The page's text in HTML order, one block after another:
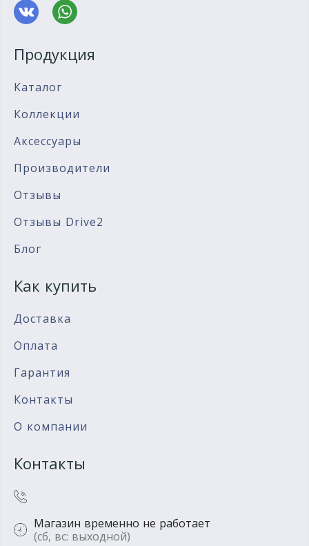
Продукция
Каталог
Коллекции
Аксессуары
Производители
Отзывы
Отзывы Drive2
Блог
Как купить
Доставка
Оплата
Гарантия
Контакты
О компании
Контакты
Магазин временно не работает
(сб, вс: выходной)